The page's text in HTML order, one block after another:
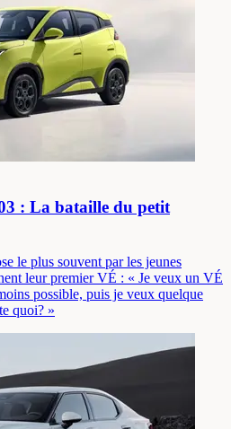
: La bataille du petit
le plus souvent par les jeunes
leur premier VÉ : « Je veux un VÉ
possible, puis je veux quelque
quoi? »